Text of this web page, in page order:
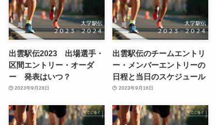
出雲駅伝2023 出場選手・
区間エントリー・オーダ
ー 発表はいつ？
2023年9月28日
出雲駅伝のチームエントリ
ー・メンバーエントリーの
日程と当日のスケジュール
2023年9月16日